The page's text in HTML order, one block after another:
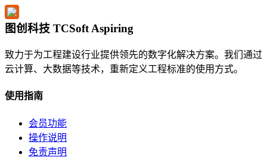
图创科技 TCSoft Aspiring
致力于为工程建设行业提供领先的数字化解决方案。我们通过
云计算、大数据等技术，重新定义工程标准的使用方式。
使用指南
会员功能
操作说明
免责声明